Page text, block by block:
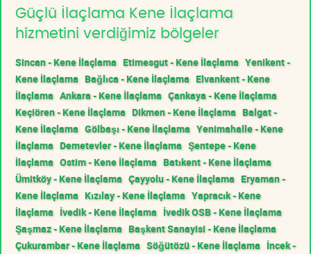
Güçlü İlaçlama Kene İlaçlama
hizmetini verdiğimiz bölgeler
Sincan - Kene İlaçlama Etimesgut - Kene İlaçlama Yenikent -
Kene İlaçlama Bağlıca - Kene İlaçlama Elvankent - Kene
İlaçlama Ankara - Kene İlaçlama Çankaya - Kene İlaçlama
Keçiören - Kene İlaçlama Dikmen - Kene İlaçlama Balgat -
Kene İlaçlama Gölbaşı - Kene İlaçlama Yenimahalle - Kene
İlaçlama Demetevler - Kene İlaçlama Şentepe - Kene
İlaçlama Ostim - Kene İlaçlama Batıkent - Kene İlaçlama
Ümitköy - Kene İlaçlama Çayyolu - Kene İlaçlama Eryaman -
Kene İlaçlama Kızılay - Kene İlaçlama Yapracık - Kene
İlaçlama İvedik - Kene İlaçlama İvedik OSB - Kene İlaçlama
Şaşmaz - Kene İlaçlama Başkent Sanayisi - Kene İlaçlama
Çukurambar - Kene İlaçlama Söğütözü - Kene İlaçlama İncek -